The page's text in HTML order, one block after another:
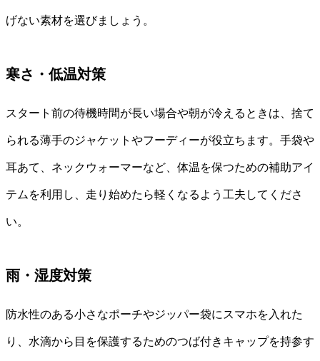
げない素材を選びましょう。
寒さ・低温対策
スタート前の待機時間が長い場合や朝が冷えるときは、捨て
られる薄手のジャケットやフーディーが役立ちます。手袋や
耳あて、ネックウォーマーなど、体温を保つための補助アイ
テムを利用し、走り始めたら軽くなるよう工夫してくださ
い。
雨・湿度対策
防水性のある小さなポーチやジッパー袋にスマホを入れた
り、水滴から目を保護するためのつば付きキャップを持参す